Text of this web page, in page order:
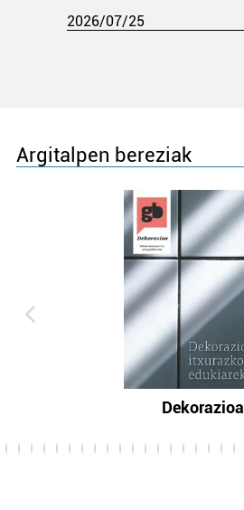
2026/07/25
Argitalpen bereziak
Dekorazioa